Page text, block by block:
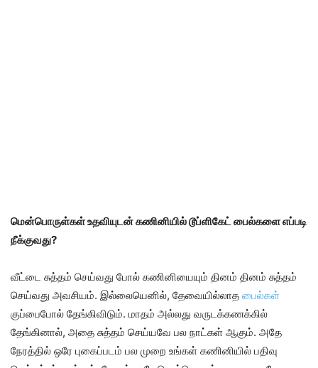
மென்பொருள்கள் உதவியுடன் கணினியில் டூப்ளிகேட் பைல்களை எப்படி
நீக்குவது?
வீட்டை சுத்தம் செய்வது போல் கணினியையும் தினம் தினம் சுத்தம்
செய்வது அவசியம். இல்லையெனில், தேவையில்லாத பைல்கள்
குப்பைபோல் தேங்கிவிடும். மாதம் அல்லது வருடக்கணக்கில்
தேங்கினால், அதை சுத்தம் செய்யவே பல நாட்கள் ஆகும். அதே
நேரத்தில் ஒரே புகைப்படம் பல முறை உங்கள் கணினியில் பதிவு